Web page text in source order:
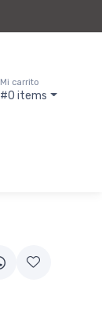
Mi carrito
#0 items